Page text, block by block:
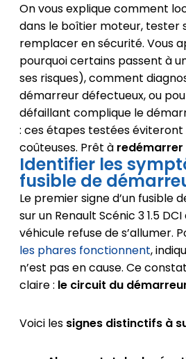
On vous explique comment
dans le boîtier moteur, tester
remplacer en sécurité. Vous
pourquoi certains passent à
ses risques), comment
démarreur défectueux, ou
défaillant complique le
: ces étapes testées
coûteuses. Prêt à redémarrer
Identifier les
fusible de
Le premier signe d’un fusible
sur un Renault Scénic 3 1.5
véhicule refuse de s’allumer.
les phares fonctionnent,
n’est pas en cause. Ce
claire : le circuit du
Voici les signes distinctifs à